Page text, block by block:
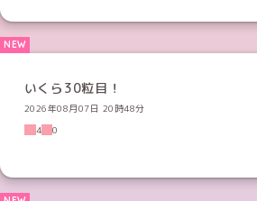
いくら30粒目！
2026年08月07日 20時48分
4
0